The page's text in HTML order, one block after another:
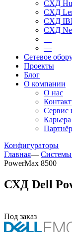
СХД
СХД
СХД
СХД
—
—
Сетевое
Проекты
Блог
О компании
О нас
Сервис
Карьера
Конфигураторы
Главная—
PowerMax 8500
СХД Dell
Под заказ